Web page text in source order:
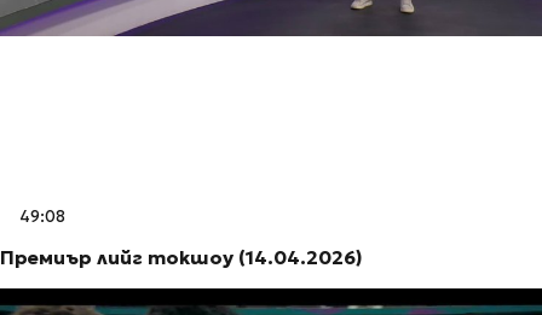
49:08
Премиър лийг токшоу (14.04.2026)